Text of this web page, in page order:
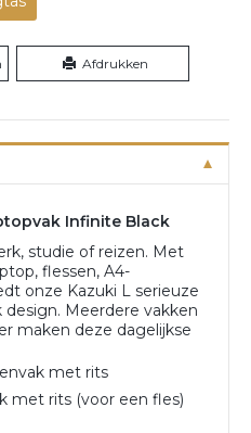
Afdrukken
Infinite Black
studie of reizen. Met
flessen, A4-
onze Kazuki L serieuze
Meerdere vakken
maken deze dagelijkse
met rits
met rits (voor een fles)